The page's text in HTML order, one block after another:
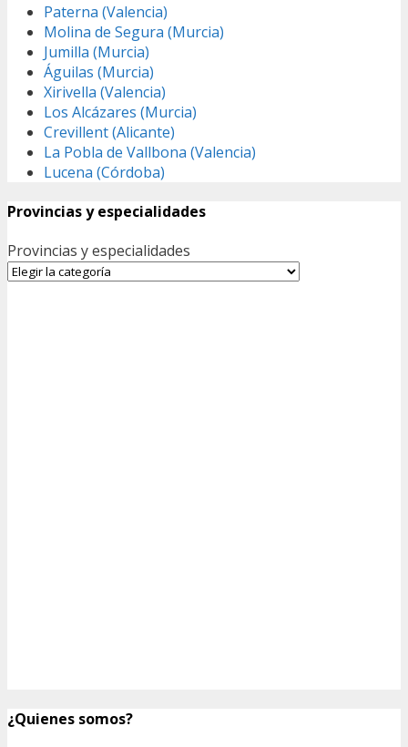
Paterna (Valencia)
Molina de Segura (Murcia)
Jumilla (Murcia)
Águilas (Murcia)
Xirivella (Valencia)
Los Alcázares (Murcia)
Crevillent (Alicante)
La Pobla de Vallbona (Valencia)
Lucena (Córdoba)
Provincias y especialidades
Provincias y especialidades
¿Quienes somos?